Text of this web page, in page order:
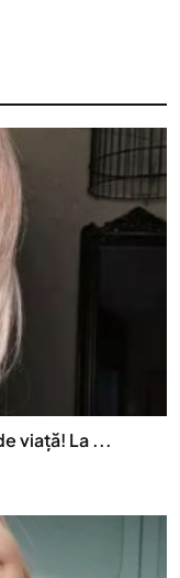
viață! La ...